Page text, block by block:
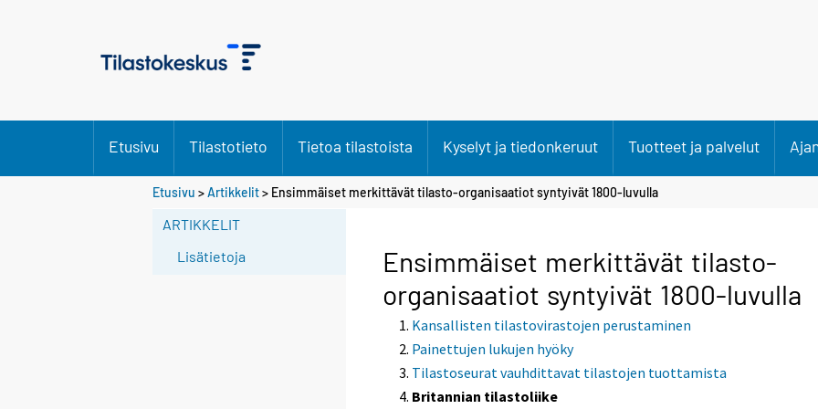
Etusivu Tilastotieto Tietoa tilastoista Kyselyt ja tiedonkeruut Tuotteet ja palvelut
Etusivu >Artikkelit> Ensimmäiset merkittävät tilasto-organisaatiot syntyivät 1800-luvulla
ARTIKKELIT
Lisätietoja
Ensimmäiset merkittävät tilasto-
organisaatiot syntyivät 1800-luvulla
Kansallisten tilastovirastojen perustaminen
Painettujen lukujen hyöky
Tilastoseurat vauhdittavat tilastojen tuottamista
Britannian tilastoliike